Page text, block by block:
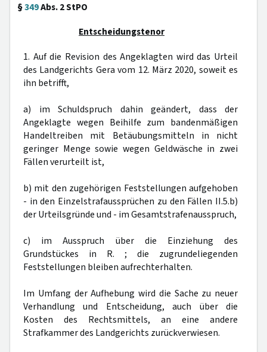
§349Abs. 2 StPO
Entscheidungstenor
1. Auf die Revision des Angeklagten wird das Urteil
des Landgerichts Gera vom 12. März 2020, soweit es
ihn betrifft,
a) im Schuldspruch dahin geändert, dass der
Angeklagte wegen Beihilfe zum bandenmäßigen
Handeltreiben mit Betäubungsmitteln in nicht
geringer Menge sowie wegen Geldwäsche in zwei
Fällen verurteilt ist,
b) mit den zugehörigen Feststellungen aufgehoben
- in den Einzelstrafaussprüchen zu den Fällen II.5.b)
der Urteilsgründe und - im Gesamtstrafenausspruch,
c) im Ausspruch über die Einziehung des
Grundstückes in R. ; die zugrundeliegenden
Feststellungen bleiben aufrechterhalten.
Im Umfang der Aufhebung wird die Sache zu neuer
Verhandlung und Entscheidung, auch über die
Kosten des Rechtsmittels, an eine andere
Strafkammer des Landgerichts zurückverwiesen.